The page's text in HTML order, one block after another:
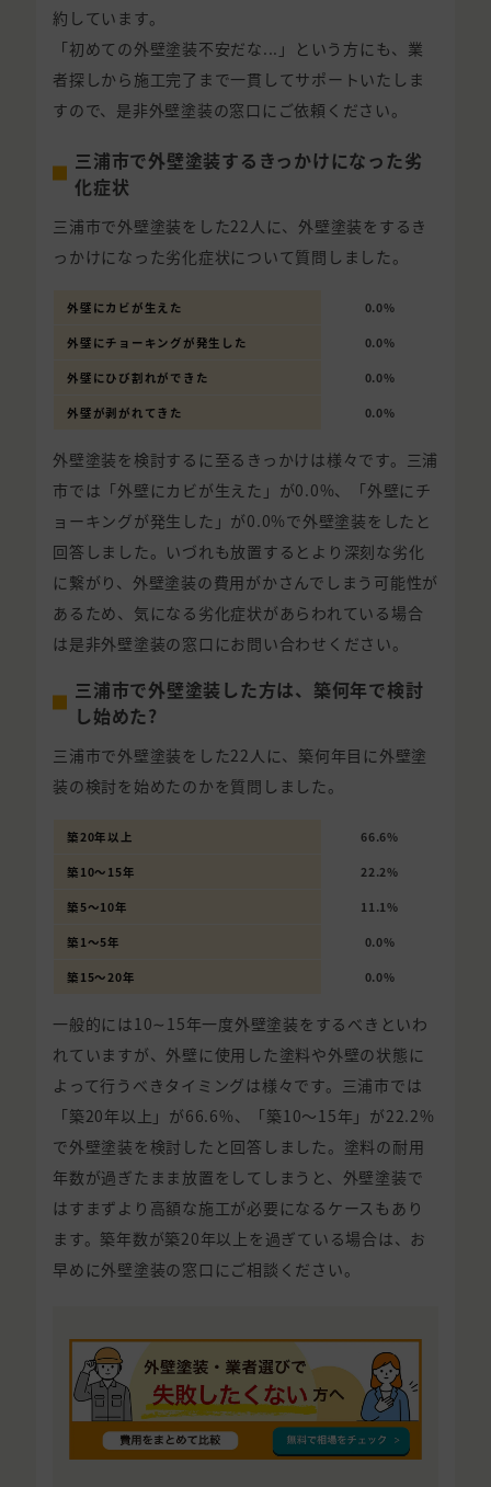
約しています。
「初めての外壁塗装不安だな...」という方にも、業
者探しから施工完了まで一貫してサポートいたしま
すので、是非外壁塗装の窓口にご依頼ください。
三浦市で外壁塗装するきっかけになった劣
化症状
三浦市で外壁塗装をした22人に、外壁塗装をするき
っかけになった劣化症状について質問しました。
外壁にカビが生えた 0.0%
外壁にチョーキングが発生した 0.0%
外壁にひび割れができた 0.0%
外壁が剥がれてきた 0.0%
外壁塗装を検討するに至るきっかけは様々です。三浦
市では「外壁にカビが生えた」が0.0%、「外壁にチ
ョーキングが発生した」が0.0%で外壁塗装をしたと
回答しました。いづれも放置するとより深刻な劣化
に繋がり、外壁塗装の費用がかさんでしまう可能性が
あるため、気になる劣化症状があらわれている場合
は是非外壁塗装の窓口にお問い合わせください。
三浦市で外壁塗装した方は、築何年で検討
し始めた?
三浦市で外壁塗装をした22人に、築何年目に外壁塗
装の検討を始めたのかを質問しました。
築20年以上 66.6%
築10〜15年 22.2%
築5〜10年 11.1%
築1〜5年 0.0%
築15〜20年 0.0%
一般的には10∼15年一度外壁塗装をするべきといわ
れていますが、外壁に使用した塗料や外壁の状態に
よって行うべきタイミングは様々です。三浦市では
「築20年以上」が66.6%、「築10〜15年」が22.2%
で外壁塗装を検討したと回答しました。塗料の耐用
年数が過ぎたまま放置をしてしまうと、外壁塗装で
はすまずより高額な施工が必要になるケースもあり
ます。築年数が築20年以上を過ぎている場合は、お
早めに外壁塗装の窓口にご相談ください。